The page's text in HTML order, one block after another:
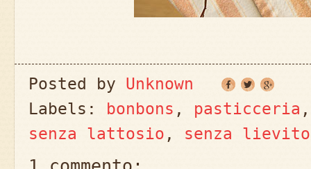
Posted by Unknown
Labels: bonbons , pasticceria
senza lattosio , senza lievito